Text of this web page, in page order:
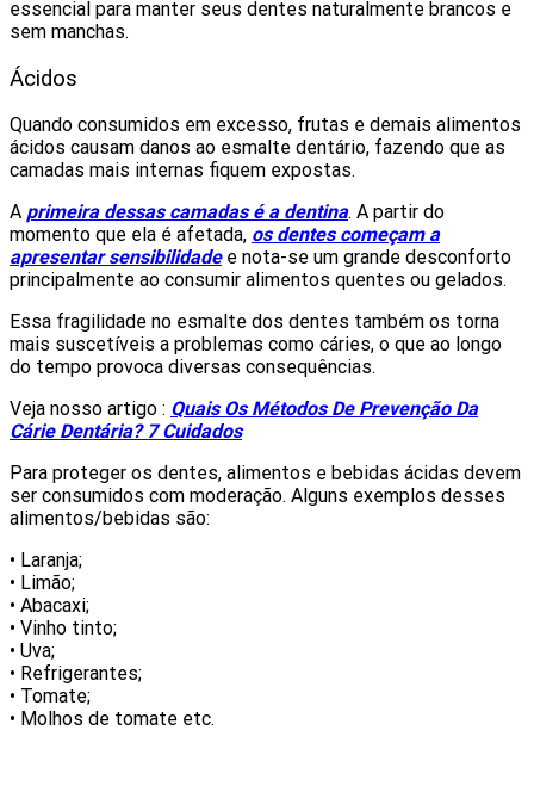
essencial para manter seus dentes naturalmente brancos e
sem manchas.
Ácidos
Quando consumidos em excesso, frutas e demais alimentos
ácidos causam danos ao esmalte dentário, fazendo que as
camadas mais internas fiquem expostas.
A primeira dessas camadas é a dentina. A partir do
momento que ela é afetada, os dentes começam a
apresentar sensibilidadee nota-se um grande desconforto
principalmente ao consumir alimentos quentes ou gelados.
Essa fragilidade no esmalte dos dentes também os torna
mais suscetíveis a problemas como cáries, o que ao longo
do tempo provoca diversas consequências.
Veja nosso artigo : Quais Os Métodos De Prevenção Da
Cárie Dentária? 7 Cuidados
Para proteger os dentes, alimentos e bebidas ácidas devem
ser consumidos com moderação. Alguns exemplos desses
alimentos/bebidas são:
• Laranja;
• Limão;
• Abacaxi;
• Vinho tinto;
• Uva;
• Refrigerantes;
• Tomate;
• Molhos de tomate etc.